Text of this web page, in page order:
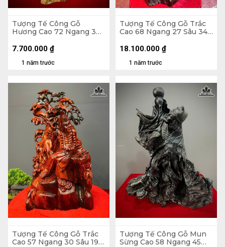
Tượng Tế Công Gỗ
Hương Cao 72 Ngang 38
1 năm trước
7.700.000 ₫
Tượng Tế Công Gỗ Trắc
Cao 68 Ngang 27 Sâu 34
1 năm trước
18.100.000 ₫
Tượng Tế Công Gỗ Trắc
Cao 57 Ngang 30 Sâu 19
Tượng Tế Công Gỗ Mun
Sừng Cao 58 Ngang 45